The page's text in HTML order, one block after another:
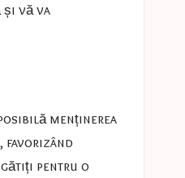
și vă va
menținerea
favorizând
pentru o